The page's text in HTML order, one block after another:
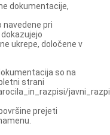
pri
ukrepe, določene v
so na
strani
prejeti